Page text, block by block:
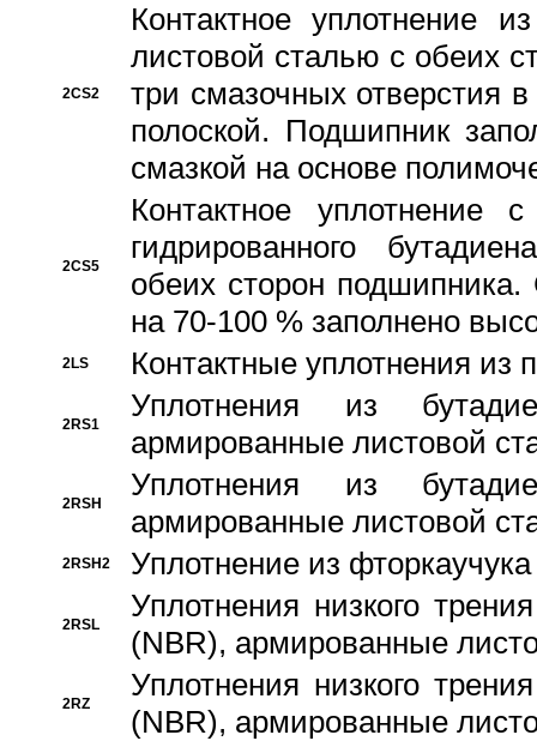
2CS2
Контактное уплотнение
листовой сталью с обеих
три смазочных отверстия
полоской. Подшипник
смазкой на основе
2CS5
Контактное уплотнение
гидрированного
обеих сторон
на 70-100 % заполнено
2LS Контактные уплотнения из
2RS1
Уплотнения из
армированные листовой
2RSH
Уплотнения из
армированные листовой
2RSH2 Уплотнение из
2RSL
Уплотнения низкого
(NBR), армированные
2RZ
Уплотнения низкого
(NBR), армированные